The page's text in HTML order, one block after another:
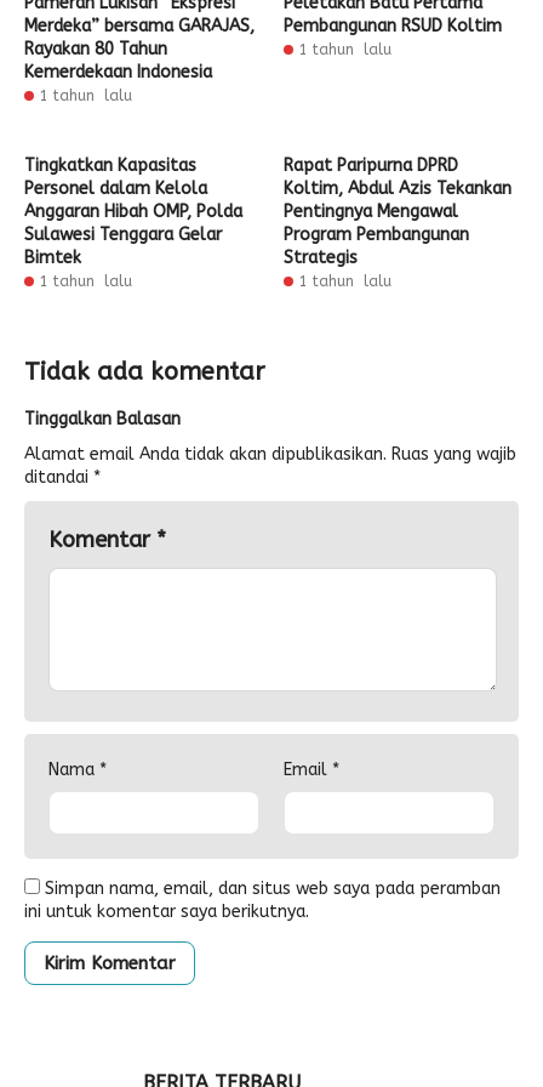
Merdeka” bersama GARAJAS,
Rayakan 80 Tahun
Kemerdekaan Indonesia
1 tahun lalu
Pembangunan RSUD Koltim
1 tahun lalu
Tingkatkan Kapasitas
Personel dalam Kelola
Anggaran Hibah OMP, Polda
Sulawesi Tenggara Gelar
Bimtek
1 tahun lalu
Rapat Paripurna DPRD
Koltim, Abdul Azis Tekankan
Pentingnya Mengawal
Program Pembangunan
Strategis
1 tahun lalu
Tidak ada komentar
Tinggalkan Balasan
Alamat email Anda tidak akan dipublikasikan. Ruas yang wajib
ditandai *
Komentar *
Nama * Email *
Simpan nama, email, dan situs web saya pada peramban
ini untuk komentar saya berikutnya.